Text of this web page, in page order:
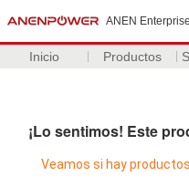
ANEN
Inicio Productos
¡Lo sentimos! Este
Veamos si hay